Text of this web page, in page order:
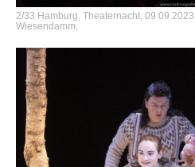
2/33 Hamburg, Theaternacht, 09 09
Wiesendamm,